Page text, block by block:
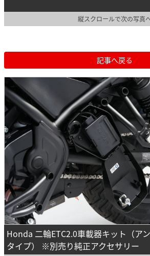
縦スクロールで次の写真
記事へ戻る
Honda 二輪ETC2.0車載器キット（ア
タイプ） ※別売り純正アクセサリー